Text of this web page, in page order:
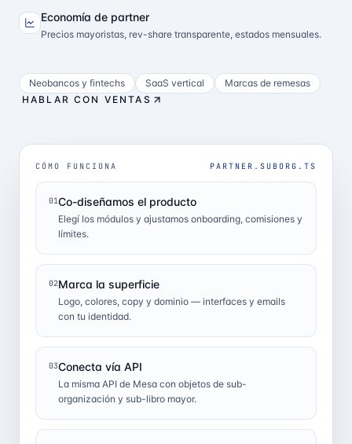
Economía de partner
Precios mayoristas, rev-share transparente, estados mensuales.
Neobancos y fintechs SaaS vertical
Marcas de remesas
HABLAR CON VENTAS
CÓMO FUNCIONA PARTNER.SUBORG.TS
01Co-diseñamos el producto
Elegí los módulos y ajustamos onboarding, comisiones y
límites.
02Marca la superficie
Logo, colores, copy y dominio — interfaces y emails
con tu identidad.
03Conecta vía API
La misma API de Mesa con objetos de sub-
organización y sub-libro mayor.